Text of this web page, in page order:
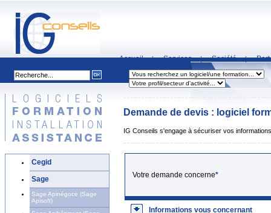
Accueil | Services | Société |
Cegid
Sage
Sage Apinégoce (Sage
Apisoft)
Demande de devis : logiciel
IG Conseils s'engage à sécuriser vos
Votre demande concerne*
Informations vous concernant